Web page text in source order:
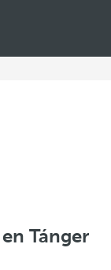
Tánger